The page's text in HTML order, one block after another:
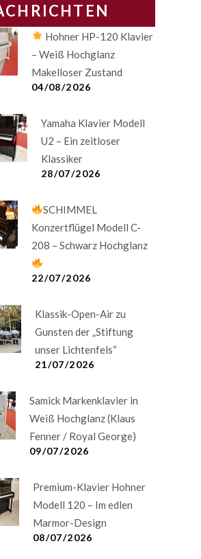
Hohner HP-120 Klavier
– Weiß Hochglanz
Makelloser Zustand
04/08/2026
Yamaha Klavier Modell
U2 – Ein zeitloser
Klassiker
28/07/2026
SCHIMMEL
Konzertflügel Modell C-
208 – Schwarz Hochglanz
22/07/2026
Klassik-Open-Air zu
Gunsten der „Stiftung
unser Lichtenfels“
21/07/2026
Samick Markenklavier in
Weiß Hochglanz (Klaus
Fenner / Royal George)
09/07/2026
Premium-Klavier Hohner
Modell 120 – Im edlen
Marmor-Design
08/07/2026